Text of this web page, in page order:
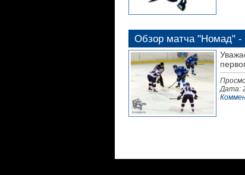
Обзор матча "Номад" -
Дата: